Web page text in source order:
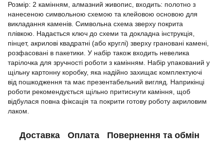
Розмір: 2 камінням, алмазний живопис, входить: полотно з
нанесеною символьною схемою та клейовою основою для
викладання каменів. Символьна схема зверху покрита
плівкою. Надається ключ до схеми та докладна інструкція,
пінцет, акрилові квадратні (або круглі) зверху грановані камені,
розфасовані в пакетики. У набір також входить невелика
тарілочка для зручності роботи з камінням. Набір упакований у
щільну картонну коробку, яка надійно захищає комплектуючі
від пошкодження та має презентабельний вигляд. Наприкінці
роботи рекомендується щільно притиснути каміння, щоб
відбулася повна фіксація та покрити готову роботу акриловим
лаком.
Доставка Оплата Повернення та обмін